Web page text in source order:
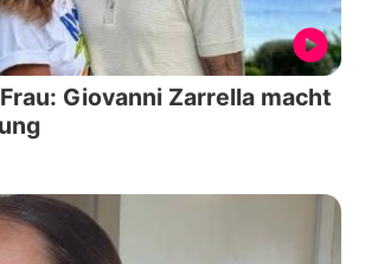
Giovanni Zarrella macht